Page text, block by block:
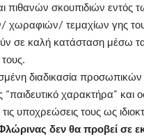
πιθανών σκουπιδιών εντός
χωραφιών/ τεμαχίων γης
σε καλή κατάσταση μέσω
διαδικασία προσωπικών
χαρακτήρα” και
υποχρεώσεις τους ως
δεν θα προβεί σε